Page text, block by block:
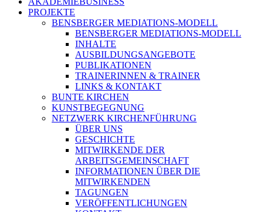
PROJEKTE
BENSBERGER MEDIATIONS-MODELL
BENSBERGER MEDIATIONS-MODELL
INHALTE
AUSBILDUNGSANGEBOTE
PUBLIKATIONEN
TRAINERINNEN & TRAINER
LINKS & KONTAKT
BUNTE KIRCHEN
KUNSTBEGEGNUNG
NETZWERK KIRCHENFÜHRUNG
ÜBER UNS
GESCHICHTE
MITWIRKENDE DER
ARBEITSGEMEINSCHAFT
INFORMATIONEN ÜBER DIE
MITWIRKENDEN
TAGUNGEN
VERÖFFENTLICHUNGEN